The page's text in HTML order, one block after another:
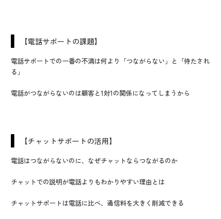
【電話サポートの課題】
電話サポートでの一番の不満は何より「つながらない」と「待たされ
る」
電話がつながらないのは顧客と1対1の関係になってしまうから
【チャットサポートの活用】
電話はつながらないのに、なぜチャットならつながるのか
チャットでの説明が電話よりもわかりやすい理由とは
チャットサポートは電話に比べ、通信料を大きく削減できる